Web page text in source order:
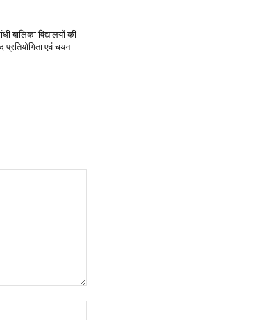
बालिका विद्यालयों की
एवं चयन